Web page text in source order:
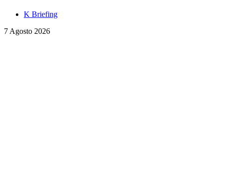
K Briefing
7 Agosto 2026